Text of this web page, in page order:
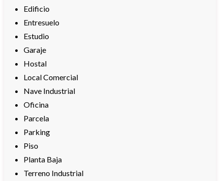
Edificio
Entresuelo
Estudio
Garaje
Hostal
Local Comercial
Nave Industrial
Oficina
Parcela
Parking
Piso
Planta Baja
Terreno Industrial